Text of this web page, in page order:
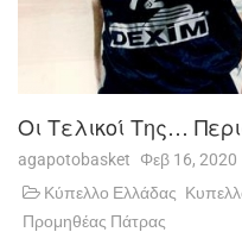
Οι Τελικοί Της…
agapotobasket Φεβ 16, 2020
Κύπελλο Ελλάδας
Προμηθέας Πάτρας